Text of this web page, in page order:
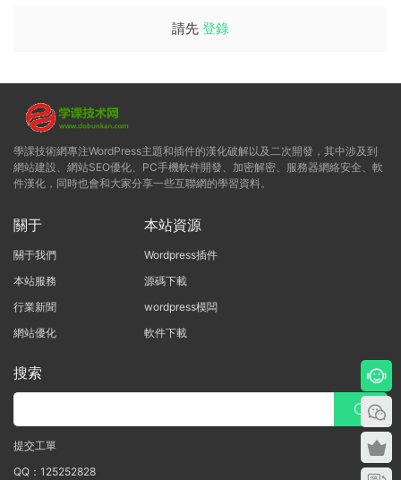
請先 登錄
學課技術網專注WordPress主題和插件的漢化破解以及二次開發，其中涉及到
網站建設、網站SEO優化、PC手機軟件開發、加密解密、服務器網絡安全、軟
件漢化，同時也會和大家分享一些互聯網的學習資料。
關于
關于我們
本站服務
行業新聞
網站優化
本站資源
Wordpress插件
源碼下載
wordpress模闆
軟件下載
搜索
提交工單
QQ：125252828